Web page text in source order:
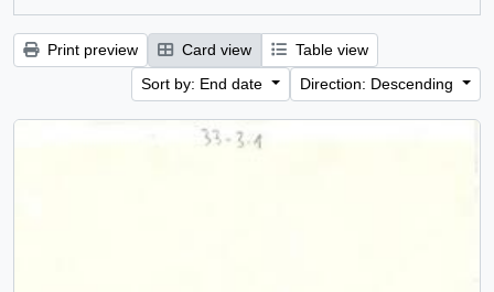
Print preview Card view
Table view
Sort by: End date
Direction: Descending